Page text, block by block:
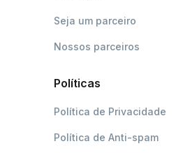
Seja um parceiro
Nossos parceiros
Políticas
Política de Privacidade
Política de Anti-spam